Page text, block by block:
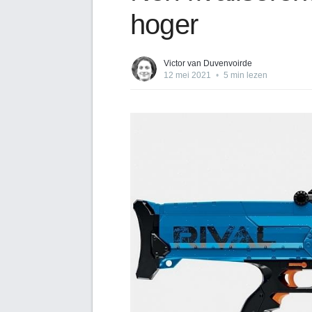
hoger
Victor van Duvenvoirde
12 mei 2021 • 5 min lezen